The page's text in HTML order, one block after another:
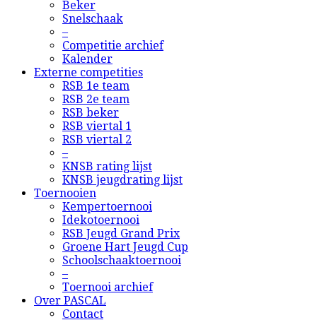
Beker
Snelschaak
–
Competitie archief
Kalender
Externe competities
RSB 1e team
RSB 2e team
RSB beker
RSB viertal 1
RSB viertal 2
–
KNSB rating lijst
KNSB jeugdrating lijst
Toernooien
Kempertoernooi
Idekotoernooi
RSB Jeugd Grand Prix
Groene Hart Jeugd Cup
Schoolschaaktoernooi
–
Toernooi archief
Over PASCAL
Contact